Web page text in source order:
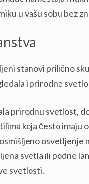
u vašu sobu bez
stanovi prilično
i prirodne
prirodnu svetlost,
koja često imaju
osvetljenje
svetla ili podne
svetlosti.